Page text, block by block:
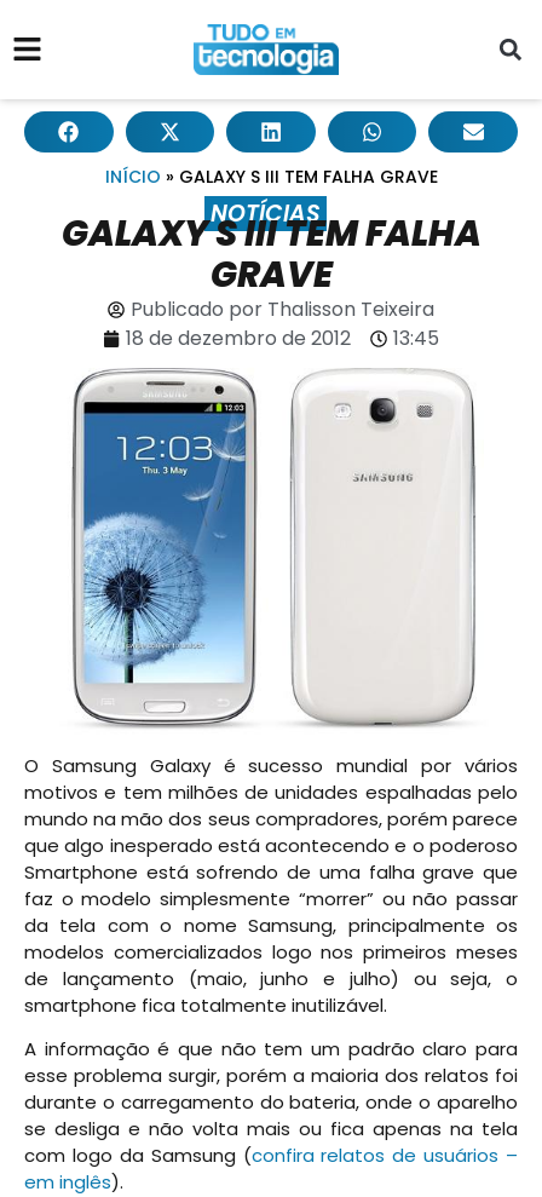
INÍCIO » GALAXY S III TEM FALHA GRAVE
NOTÍCIAS
GALAXY S III TEM FALHA
GRAVE
Publicado por Thalisson Teixeira
18 de dezembro de 2012
13:45
O Samsung Galaxy é sucesso mundial por vários
motivos e tem milhões de unidades espalhadas pelo
mundo na mão dos seus compradores, porém parece
que algo inesperado está acontecendo e o poderoso
Smartphone está sofrendo de uma falha grave que
faz o modelo simplesmente “morrer” ou não passar
da tela com o nome Samsung, principalmente os
modelos comercializados logo nos primeiros meses
de lançamento (maio, junho e julho) ou seja, o
smartphone fica totalmente inutilizável.
A informação é que não tem um padrão claro para
esse problema surgir, porém a maioria dos relatos foi
durante o carregamento do bateria, onde o aparelho
se desliga e não volta mais ou fica apenas na tela
com logo da Samsung (confira relatos de usuários –
em inglês).